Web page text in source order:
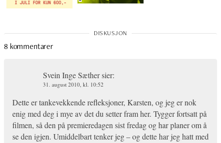
8 kommentarer
Svein Inge Sæthersier:
31. august 2010, kl. 10:52
Dette er tankevekkende refleksjoner, Karsten, og jeg er nok
enig med deg i mye av det du setter fram her. Tygger fortsatt på
filmen, så den på premieredagen sist fredag og har planer om å
se den igjen. Umiddelbart tenker jeg – og dette har jeg hatt med